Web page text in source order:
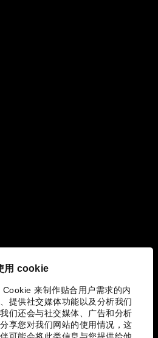
用 cookie
Cookie 来制作贴合用户需求的内
提供社交媒体功能以及分析我们
们还会与社交媒体、广告和分析
享您对我们网站的使用情况，这